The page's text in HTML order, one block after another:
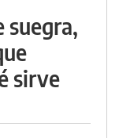
suegra,
sirve